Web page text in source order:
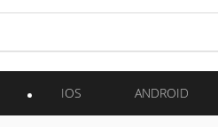
IOS ANDROID